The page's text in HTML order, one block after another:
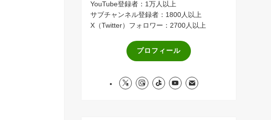
YouTube登録者：1万人以上
サブチャンネル登録者：1800人以上
X（Twitter）フォロワー：2700人以上
プロフィール